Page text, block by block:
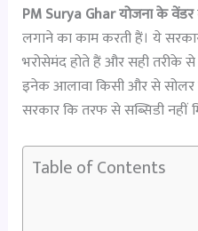
PM Surya Ghar योजना के वेंडर
लगाने का काम करती हैं। ये
भरोसेमंद होते हैं और सही तरीके
इनेक आलावा किसी और से
सरकार कि तरफ से सब्सिडी नहीं
Table of Contents